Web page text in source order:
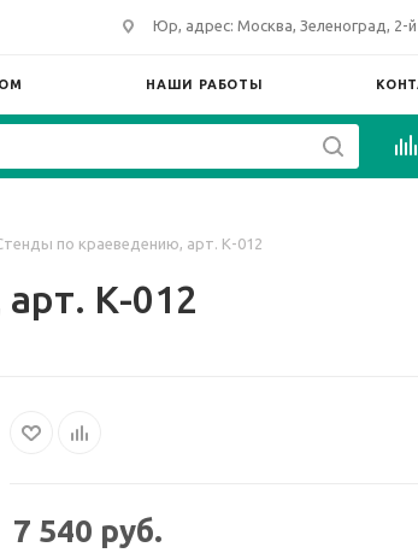
Юр, адрес: Москва, Зеленоград, 2-
НАШИ РАБОТЫ
по краеведению, арт. К-012
К-012
7 540 руб.